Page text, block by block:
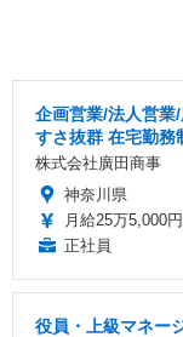
企画営業/法人営業
すさ抜群 在宅勤務
株式会社廣田商事
神奈川県
月給25万5,000
正社員
役員・上級マネー